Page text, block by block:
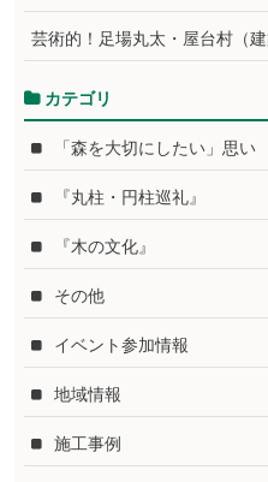
芸術的！足場丸太・屋台村（
カテゴリ
「森を大切にしたい」思い
『丸柱・円柱巡礼』
『木の文化』
その他
イベント参加情報
地域情報
施工事例